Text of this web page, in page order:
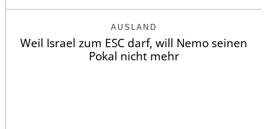
AUSLAND
Weil Israel zum ESC darf, will Nemo seinen
Pokal nicht mehr